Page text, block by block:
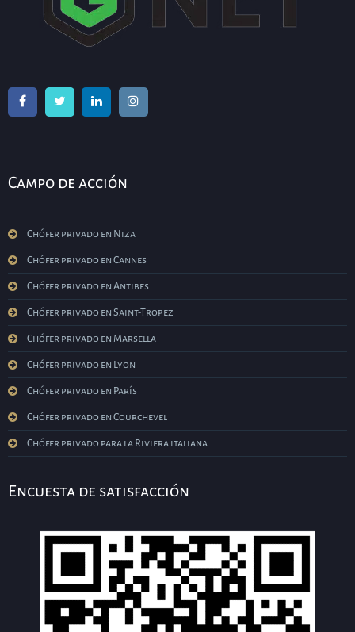
Campo de acción
Chófer privado en Niza
Chófer privado en Cannes
Chófer privado en Antibes
Chófer privado en Saint-Tropez
Chófer privado en Marsella
Chófer privado en Lyon
Chófer privado en París
Chófer privado en Courchevel
Chófer privado para la Riviera italiana
Encuesta de satisfacción